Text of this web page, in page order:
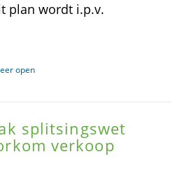
plan wordt i.p.v.
open
splitsingswet
verkoop